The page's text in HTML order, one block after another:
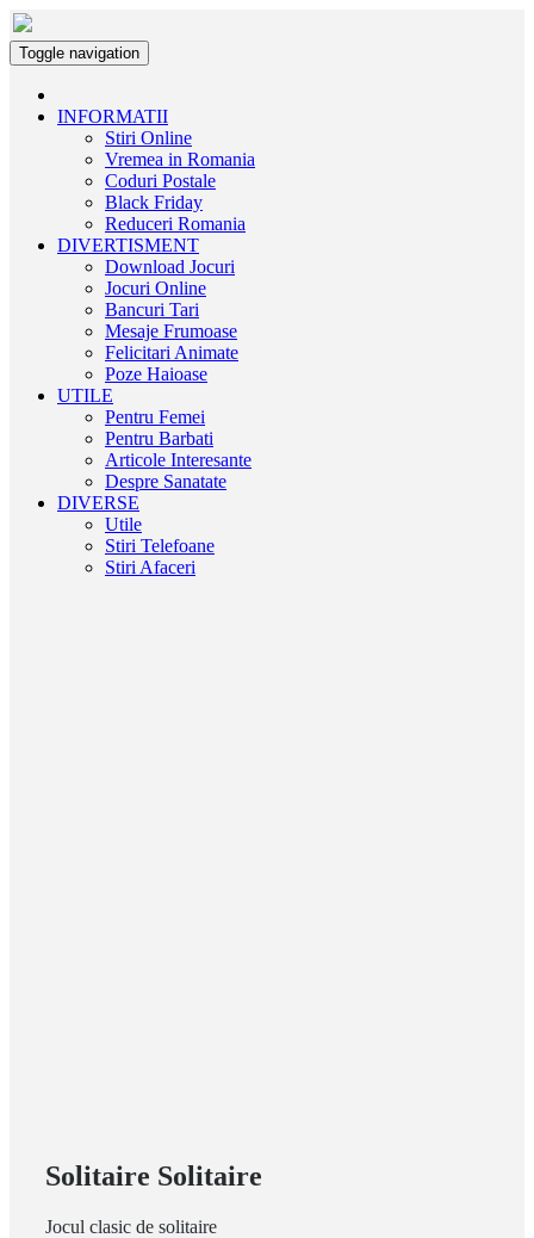
Toggle navigation
INFORMATII
Stiri Online
Vremea in Romania
Coduri Postale
Black Friday
Reduceri Romania
DIVERTISMENT
Download Jocuri
Jocuri Online
Bancuri Tari
Mesaje Frumoase
Felicitari Animate
Poze Haioase
UTILE
Pentru Femei
Pentru Barbati
Articole Interesante
Despre Sanatate
DIVERSE
Utile
Stiri Telefoane
Stiri Afaceri
Solitaire Solitaire
Jocul clasic de solitaire